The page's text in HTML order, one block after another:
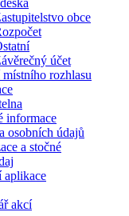
obce
účet
rozhlasu
informace
osobních údajů
a stočné
akcí